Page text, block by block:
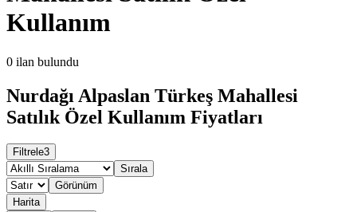
Kullanım
0 ilan bulundu
Nurdağı Alpaslan Türkeş Mahallesi
Satılık Özel Kullanım Fiyatları
Filtrele3
Sırala
Görünüm
Harita